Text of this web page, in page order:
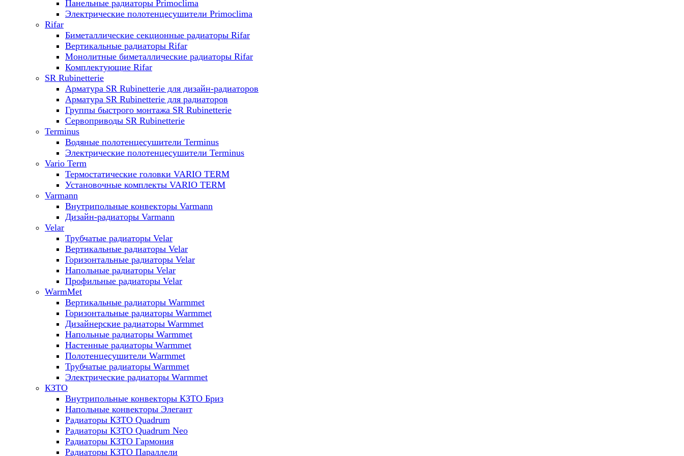
Панельные радиаторы Primoclima
Электрические полотенцесушители Primoclima
Rifar
Биметаллические секционные радиаторы Rifar
Вертикальные радиаторы Rifar
Монолитные биметаллические радиаторы Rifar
Комплектующие Rifar
SR Rubinetterie
Арматура SR Rubinetterie для дизайн-радиаторов
Арматура SR Rubinetterie для радиаторов
Группы быстрого монтажа SR Rubinetterie
Сервоприводы SR Rubinetterie
Terminus
Водяные полотенцесушители Terminus
Электрические полотенцесушители Terminus
Vario Term
Термостатические головки VARIO TERM
Установочные комплекты VARIO TERM
Varmann
Внутрипольные конвекторы Varmann
Дизайн-радиаторы Varmann
Velar
Трубчатые радиаторы Velar
Вертикальные радиаторы Velar
Горизонтальные радиаторы Velar
Напольные радиаторы Velar
Профильные радиаторы Velar
WarmMet
Вертикальные радиаторы Warmmet
Горизонтальные радиаторы Warmmet
Дизайнерские радиаторы Warmmet
Напольные радиаторы Warmmet
Настенные радиаторы Warmmet
Полотенцесушители Warmmet
Трубчатые радиаторы Warmmet
Электрические радиаторы Warmmet
КЗТО
Внутрипольные конвекторы КЗТО Бриз
Напольные конвекторы Элегант
Радиаторы КЗТО Quadrum
Радиаторы КЗТО Quadrum Neo
Радиаторы КЗТО Гармония
Радиаторы КЗТО Параллели